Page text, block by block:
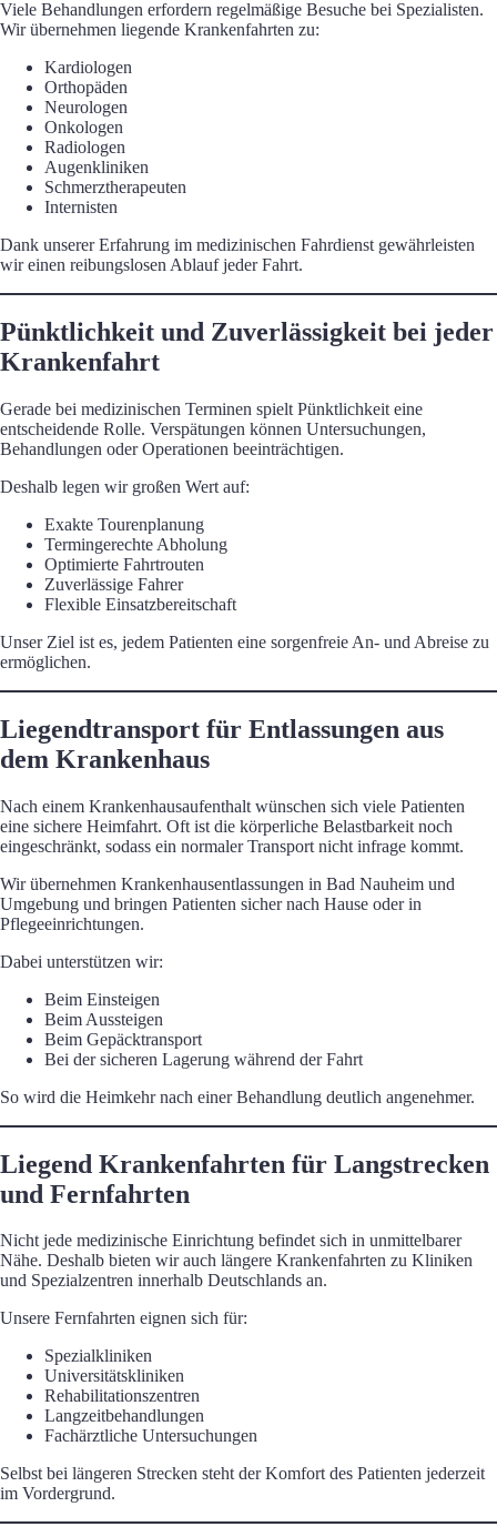
Viele Behandlungen erfordern regelmäßige Besuche bei Spezialisten.
Wir übernehmen liegende Krankenfahrten zu:
Kardiologen
Orthopäden
Neurologen
Onkologen
Radiologen
Augenkliniken
Schmerztherapeuten
Internisten
Dank unserer Erfahrung im medizinischen Fahrdienst gewährleisten
wir einen reibungslosen Ablauf jeder Fahrt.
Pünktlichkeit und Zuverlässigkeit bei jeder
Krankenfahrt
Gerade bei medizinischen Terminen spielt Pünktlichkeit eine
entscheidende Rolle. Verspätungen können Untersuchungen,
Behandlungen oder Operationen beeinträchtigen.
Deshalb legen wir großen Wert auf:
Exakte Tourenplanung
Termingerechte Abholung
Optimierte Fahrtrouten
Zuverlässige Fahrer
Flexible Einsatzbereitschaft
Unser Ziel ist es, jedem Patienten eine sorgenfreie An- und Abreise zu
ermöglichen.
Liegendtransport für Entlassungen aus
dem Krankenhaus
Nach einem Krankenhausaufenthalt wünschen sich viele Patienten
eine sichere Heimfahrt. Oft ist die körperliche Belastbarkeit noch
eingeschränkt, sodass ein normaler Transport nicht infrage kommt.
Wir übernehmen Krankenhausentlassungen in Bad Nauheim und
Umgebung und bringen Patienten sicher nach Hause oder in
Pflegeeinrichtungen.
Dabei unterstützen wir:
Beim Einsteigen
Beim Aussteigen
Beim Gepäcktransport
Bei der sicheren Lagerung während der Fahrt
So wird die Heimkehr nach einer Behandlung deutlich angenehmer.
Liegend Krankenfahrten für Langstrecken
und Fernfahrten
Nicht jede medizinische Einrichtung befindet sich in unmittelbarer
Nähe. Deshalb bieten wir auch längere Krankenfahrten zu Kliniken
und Spezialzentren innerhalb Deutschlands an.
Unsere Fernfahrten eignen sich für:
Spezialkliniken
Universitätskliniken
Rehabilitationszentren
Langzeitbehandlungen
Fachärztliche Untersuchungen
Selbst bei längeren Strecken steht der Komfort des Patienten jederzeit
im Vordergrund.